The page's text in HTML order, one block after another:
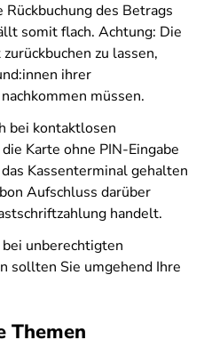
des Betrags
somit flach. Achtung: Die
zu lassen,
ihrer
müssen.
bei kontaktlosen
Karte ohne PIN-Eingabe
Kassenterminal gehalten
Aufschluss darüber
handelt.
unberechtigten
sollten Sie umgehend Ihre
Themen